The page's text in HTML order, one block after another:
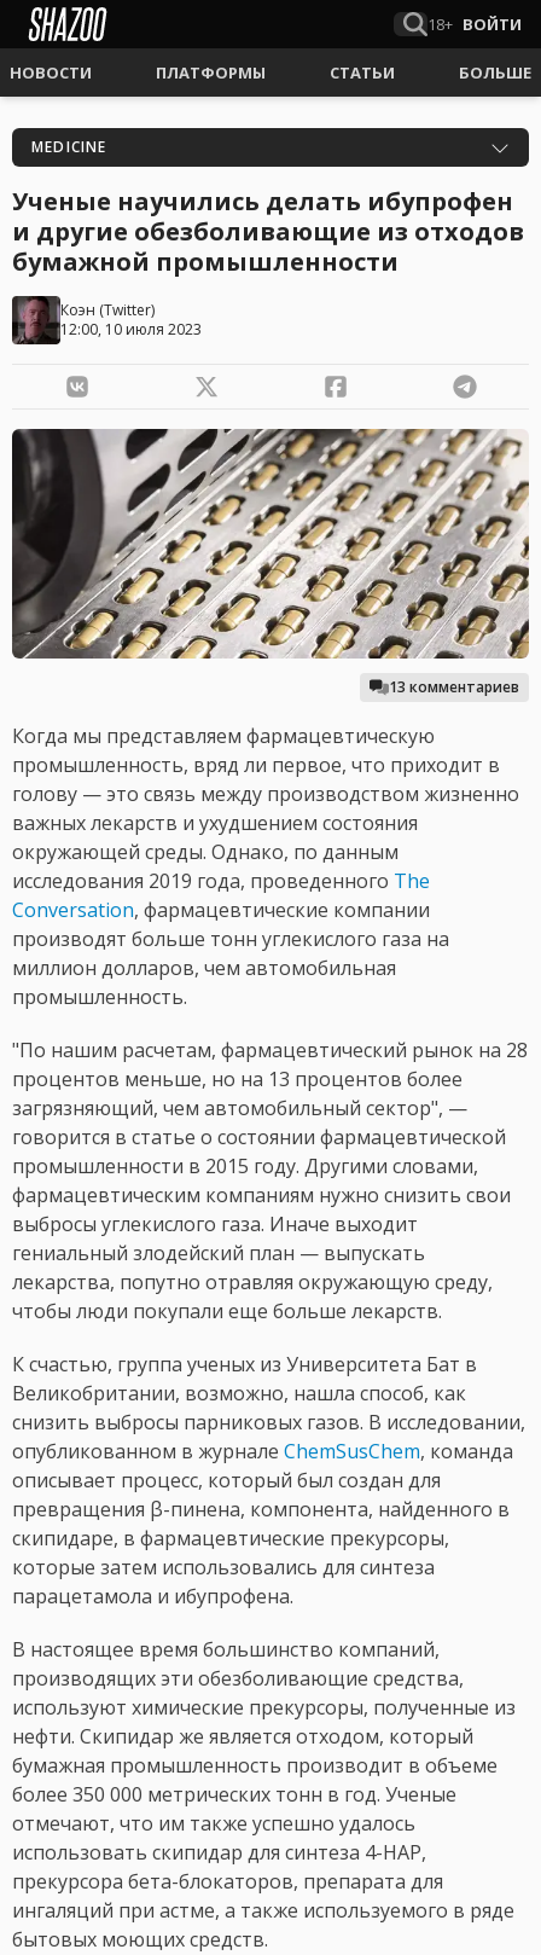
18+ ВОЙТИ
НОВОСТИ ПЛАТФОРМЫ СТАТЬИ БОЛЬШЕ
MEDICINE
Ученые научились делать ибупрофен
и другие обезболивающие из отходов
бумажной промышленности
Коэн (Twitter)
12:00, 10 июля 2023
13 комментариев
Когда мы представляем фармацевтическую
промышленность, вряд ли первое, что приходит в
голову — это связь между производством жизненно
важных лекарств и ухудшением состояния
окружающей среды. Однако, по данным
исследования 2019 года, проведенного The
Conversation, фармацевтические компании
производят больше тонн углекислого газа на
миллион долларов, чем автомобильная
промышленность.
"По нашим расчетам, фармацевтический рынок на 28
процентов меньше, но на 13 процентов более
загрязняющий, чем автомобильный сектор", —
говорится в статье о состоянии фармацевтической
промышленности в 2015 году. Другими словами,
фармацевтическим компаниям нужно снизить свои
выбросы углекислого газа. Иначе выходит
гениальный злодейский план — выпускать
лекарства, попутно отравляя окружающую среду,
чтобы люди покупали еще больше лекарств.
К счастью, группа ученых из Университета Бат в
Великобритании, возможно, нашла способ, как
снизить выбросы парниковых газов. В исследовании,
опубликованном в журнале ChemSusChem, команда
описывает процесс, который был создан для
превращения β-пинена, компонента, найденного в
скипидаре, в фармацевтические прекурсоры,
которые затем использовались для синтеза
парацетамола и ибупрофена.
В настоящее время большинство компаний,
производящих эти обезболивающие средства,
используют химические прекурсоры, полученные из
нефти. Скипидар же является отходом, который
бумажная промышленность производит в объеме
более 350 000 метрических тонн в год. Ученые
отмечают, что им также успешно удалось
использовать скипидар для синтеза 4-НАР,
прекурсора бета-блокаторов, препарата для
ингаляций при астме, а также используемого в ряде
бытовых моющих средств.